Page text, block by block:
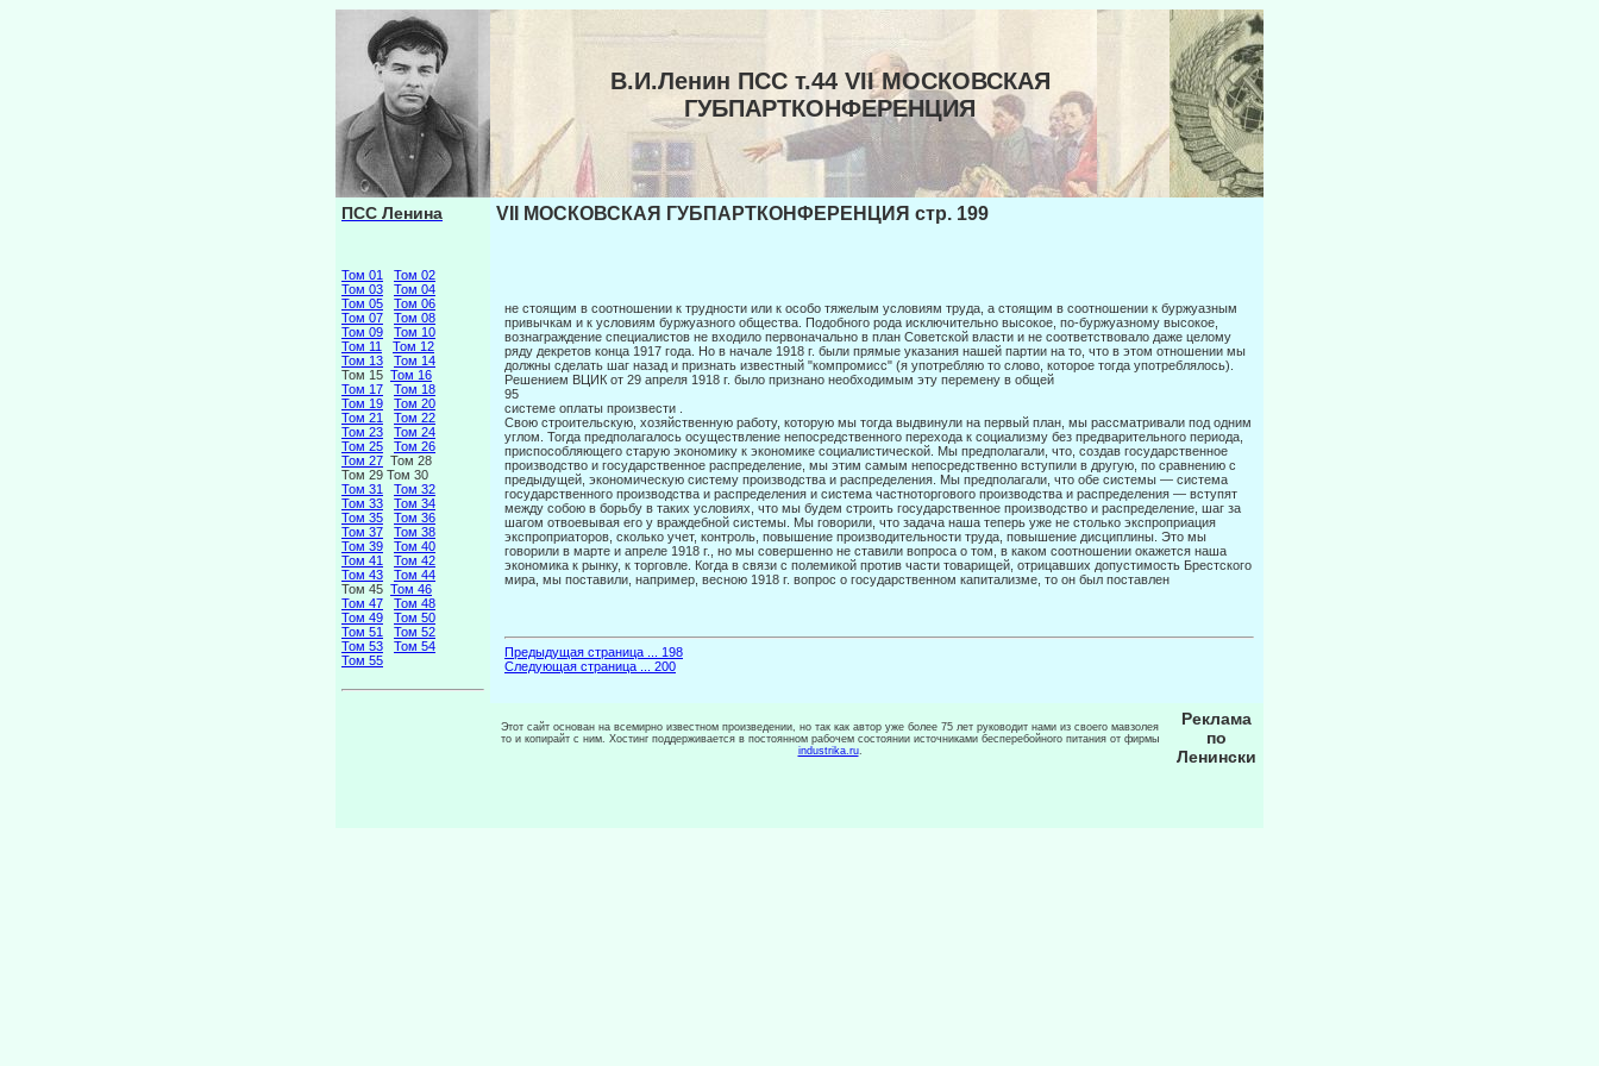
В.И.Ленин ПСС т.44 VII МОСКОВСКАЯ
ГУБПАРТКОНФЕРЕНЦИЯ
ПСС Ленина
Том 01
Том 02
Том 03
Том 04
Том 05
Том 06
Том 07
Том 08
Том 09
Том 10
Том 11
Том 12
Том 13
Том 14
Том 15 Том 16
Том 17
Том 18
Том 19
Том 20
Том 21
Том 22
Том 23
Том 24
Том 25
Том 26
Том 27 Том 28
Том 29 Том 30
Том 31
Том 32
Том 33
Том 34
Том 35
Том 36
Том 37
Том 38
Том 39
Том 40
Том 41
Том 42
Том 43
Том 44
Том 45 Том 46
Том 47
Том 48
Том 49
Том 50
Том 51
Том 52
Том 53
Том 54
Том 55
VII МОСКОВСКАЯ ГУБПАРТКОНФЕРЕНЦИЯ стр. 199
не стоящим в соотношении к трудности или к особо тяжелым условиям труда, а стоя­щим в соотношении к буржуазным
привычкам и к условиям буржуазного общества. Подобного рода исключительно высокое, по-буржуазному высокое,
вознаграждение специалистов не входило первоначально в план Советской власти и не соответствовало даже целому
ряду декретов конца 1917 года. Но в начале 1918 г. были прямые указания нашей партии на то, что в этом отношении мы
должны сделать шаг назад и признать известный "компромисс" (я употребляю то слово, которое тогда употреблялось).
Реше­нием ВЦИК от 29 апреля 1918 г. было признано необходимым эту перемену в общей
95
системе оплаты произвести .
Свою строительскую, хозяйственную работу, которую мы тогда выдвинули на пер­вый план, мы рассматривали под одним
углом. Тогда предполагалось осуществление непосредственного перехода к социализму без предварительного периода,
приспособ­ляющего старую экономику к экономике социалистической. Мы предполагали, что, создав государственное
производство и государственное распределение, мы этим са­мым непосредственно вступили в другую, по сравнению с
предыдущей, экономиче­скую систему производства и распределения. Мы предполагали, что обе системы — система
государственного производства и распределения и система частноторгового производства и распределения — вступят
между собою в борьбу в таких условиях, что мы будем строить государственное производство и распределение, шаг за
шагом отвое­вывая его у враждебной системы. Мы говорили, что задача наша теперь уже не столько экспроприация
экспроприаторов, сколько учет, контроль, повышение производитель­ности труда, повышение дисциплины. Это мы
говорили в марте и апреле 1918 г., но мы совершенно не ставили вопроса о том, в каком соотношении окажется наша
экономика к рынку, к торговле. Когда в связи с полемикой против части товарищей, отрицавших допустимость Брестского
мира, мы поставили, например, весною 1918 г. вопрос о госу­дарственном капитализме, то он был поставлен
Предыдущая страница ... 198
Следующая страница ... 200
Этот сайт основан на всемирно известном произведении, но так как автор уже более 75 лет руководит нами из своего мавзолея
то и копирайт с ним. Хостинг поддерживается в постоянном рабочем состоянии источниками бесперебойного питания от фирмы
industrika.ru.
Реклама
по
Ленински